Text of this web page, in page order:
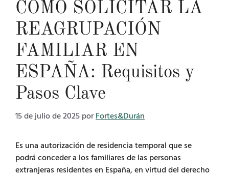
CÓMO SOLICITAR LA
REAGRUPACIÓN
FAMILIAR EN
ESPAÑA: Requisitos y
Pasos Clave
15 de julio de 2025 porFortes&Durán
Es una autorización de residencia temporal que se
podrá conceder a los familiares de las personas
extranjeras residentes en España, en virtud del derecho